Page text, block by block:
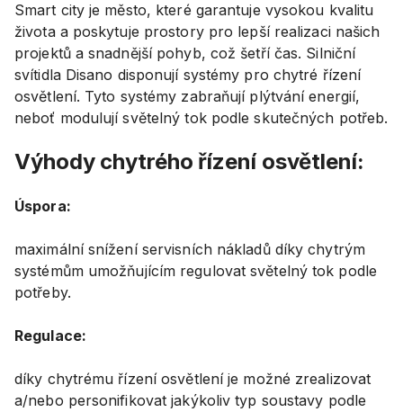
Smart city je město, které garantuje vysokou kvalitu
života a poskytuje prostory pro lepší realizaci našich
projektů a snadnější pohyb, což šetří čas. Silniční
svítidla Disano disponují systémy pro chytré řízení
osvětlení. Tyto systémy zabraňují plýtvání energií,
neboť modulují světelný tok podle skutečných potřeb.
Výhody chytrého řízení osvětlení:
Úspora:
maximální snížení servisních nákladů díky chytrým
systémům umožňujícím regulovat světelný tok podle
potřeby.
Regulace:
díky chytrému řízení osvětlení je možné zrealizovat
a/nebo personifikovat jakýkoliv typ soustavy podle